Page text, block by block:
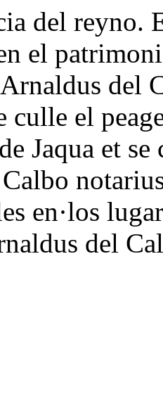
del reyno.
el
del
culle el
Jaqua et
en·los
del